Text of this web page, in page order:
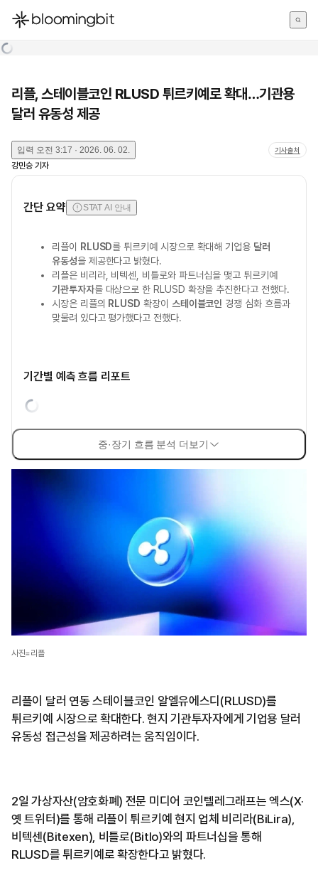
한국어
리플, 스테이블코인 RLUSD 튀르키예로 확대…기관용
달러 유동성 제공
입력 오전 3:17 · 2026. 06. 02. 기사출처
강민승 기자
간단 요약 STAT AI 안내
리플이 RLUSD를 튀르키예 시장으로 확대해 기업용 달러
유동성을 제공한다고 밝혔다.
리플은 비리라, 비텍센, 비틀로와 파트너십을 맺고 튀르키예
기관투자자를 대상으로 한 RLUSD 확장을 추진한다고 전했다.
시장은 리플의 RLUSD 확장이 스테이블코인 경쟁 심화 흐름과
맞물려 있다고 평가했다고 전했다.
기간별 예측 흐름 리포트
중·장기 흐름 분석 더보기
사진=리플
리플이 달러 연동 스테이블코인 알엘유에스디(RLUSD)를
튀르키예 시장으로 확대한다. 현지 기관투자자에게 기업용 달러
유동성 접근성을 제공하려는 움직임이다.
2일 가상자산(암호화폐) 전문 미디어 코인텔레그래프는 엑스(X·
옛 트위터)를 통해 리플이 튀르키예 현지 업체 비리라(BiLira),
비텍센(Bitexen), 비틀로(Bitlo)와의 파트너십을 통해
RLUSD를 튀르키예로 확장한다고 밝혔다.